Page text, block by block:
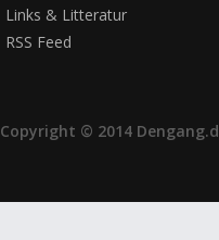
Links & Litteratur
RSS Feed
Copyright © 2014